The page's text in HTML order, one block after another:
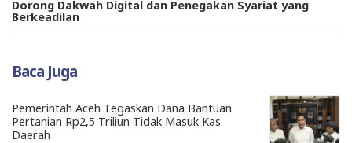
Dorong Dakwah Digital dan Penegakan Syariat yang
Berkeadilan
Baca Juga
Pemerintah Aceh Tegaskan Dana Bantuan
Pertanian Rp2,5 Triliun Tidak Masuk Kas
Daerah